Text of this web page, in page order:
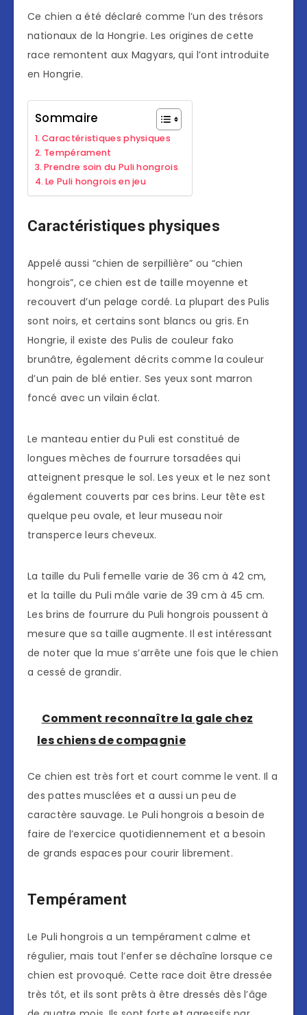
Ce chien a été déclaré comme l’un des trésors
nationaux de la Hongrie. Les origines de cette
race remontent aux Magyars, qui l’ont introduite
en Hongrie.
Sommaire
Caractéristiques physiques
Tempérament
Prendre soin du Puli hongrois
Le Puli hongrois en jeu
Caractéristiques physiques
Appelé aussi “chien de serpillière” ou “chien
hongrois”, ce chien est de taille moyenne et
recouvert d’un pelage cordé. La plupart des Pulis
sont noirs, et certains sont blancs ou gris. En
Hongrie, il existe des Pulis de couleur fako
brunâtre, également décrits comme la couleur
d’un pain de blé entier. Ses yeux sont marron
foncé avec un vilain éclat.
Le manteau entier du Puli est constitué de
longues mèches de fourrure torsadées qui
atteignent presque le sol. Les yeux et le nez sont
également couverts par ces brins. Leur tête est
quelque peu ovale, et leur museau noir
transperce leurs cheveux.
La taille du Puli femelle varie de 36 cm à 42 cm,
et la taille du Puli mâle varie de 39 cm à 45 cm.
Les brins de fourrure du Puli hongrois poussent à
mesure que sa taille augmente. Il est intéressant
de noter que la mue s’arrête une fois que le chien
a cessé de grandir.
Comment reconnaître la gale chez
les chiens de compagnie
Ce chien est très fort et court comme le vent. Il a
des pattes musclées et a aussi un peu de
caractère sauvage. Le Puli hongrois a besoin de
faire de l’exercice quotidiennement et a besoin
de grands espaces pour courir librement.
Tempérament
Le Puli hongrois a un tempérament calme et
régulier, mais tout l’enfer se déchaîne lorsque ce
chien est provoqué. Cette race doit être dressée
très tôt, et ils sont prêts à être dressés dès l’âge